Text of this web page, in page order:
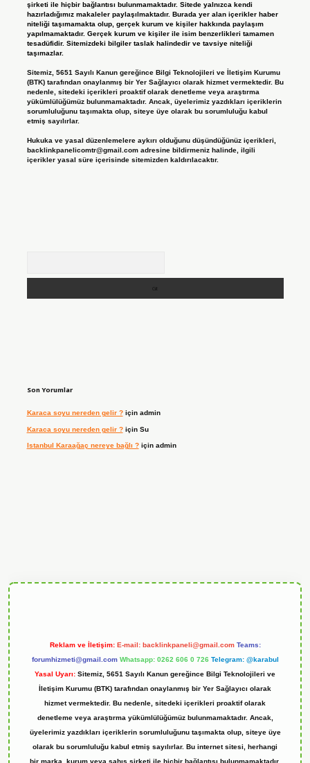
şirketi ile hiçbir bağlantısı bulunmamaktadır. Sitede yalnızca kendi
hazırladığımız makaleler paylaşılmaktadır. Burada yer alan içerikler haber
niteliği taşımamakta olup, gerçek kurum ve kişiler hakkında paylaşım
yapılmamaktadır. Gerçek kurum ve kişiler ile isim benzerlikleri tamamen
tesadüfidir. Sitemizdeki bilgiler taslak halindedir ve tavsiye niteliği
taşımazlar.
Sitemiz, 5651 Sayılı Kanun gereğince Bilgi Teknolojileri ve İletişim Kurumu
(BTK) tarafından onaylanmış bir Yer Sağlayıcı olarak hizmet vermektedir. Bu
nedenle, sitedeki içerikleri proaktif olarak denetleme veya araştırma
yükümlülüğümüz bulunmamaktadır. Ancak, üyelerimiz yazdıkları içeriklerin
sorumluluğunu taşımakta olup, siteye üye olarak bu sorumluluğu kabul
etmiş sayılırlar.
Hukuka ve yasal düzenlemelere aykırı olduğunu düşündüğünüz içerikleri,
backlinkpanelicomtr@gmail.comadresine bildirmeniz halinde, ilgili
içerikler yasal süre içerisinde sitemizden kaldırılacaktır.
Son Yorumlar
Karaca soyu nereden gelir ?için admin
Karaca soyu nereden gelir ?için Su
Istanbul Karaağaç nereye bağlı ?için admin
Reklam ve İletişim: E-mail: backlinkpaneli@gmail.com Teams:
forumhizmeti@gmail.com Whatsapp: 0262 606 0 726 Telegram: @karabul
Yasal Uyarı: Sitemiz, 5651 Sayılı Kanun gereğince Bilgi Teknolojileri ve
İletişim Kurumu (BTK) tarafından onaylanmış bir Yer Sağlayıcı olarak
hizmet vermektedir. Bu nedenle, sitedeki içerikleri proaktif olarak
denetleme veya araştırma yükümlülüğümüz bulunmamaktadır. Ancak,
üyelerimiz yazdıkları içeriklerin sorumluluğunu taşımakta olup, siteye üye
olarak bu sorumluluğu kabul etmiş sayılırlar. Bu internet sitesi, herhangi
bir marka, kurum veya şahıs şirketi ile hiçbir bağlantısı bulunmamaktadır.